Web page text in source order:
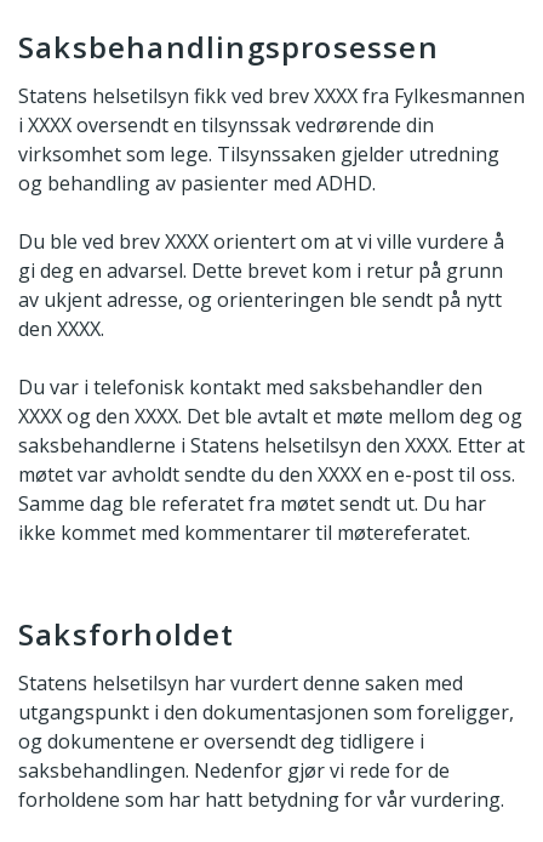
Saksbehandlingsprosessen
Statens helsetilsyn fikk ved brev XXXX fra Fylkesmannen
i XXXX oversendt en tilsynssak vedrørende din
virksomhet som lege. Tilsynssaken gjelder utredning
og behandling av pasienter med ADHD.
Du ble ved brev XXXX orientert om at vi ville vurdere å
gi deg en advarsel. Dette brevet kom i retur på grunn
av ukjent adresse, og orienteringen ble sendt på nytt
den XXXX.
Du var i telefonisk kontakt med saksbehandler den
XXXX og den XXXX. Det ble avtalt et møte mellom deg og
saksbehandlerne i Statens helsetilsyn den XXXX. Etter at
møtet var avholdt sendte du den XXXX en e-post til oss.
Samme dag ble referatet fra møtet sendt ut. Du har
ikke kommet med kommentarer til møtereferatet.
Saksforholdet
Statens helsetilsyn har vurdert denne saken med
utgangspunkt i den dokumentasjonen som foreligger,
og dokumentene er oversendt deg tidligere i
saksbehandlingen. Nedenfor gjør vi rede for de
forholdene som har hatt betydning for vår vurdering.